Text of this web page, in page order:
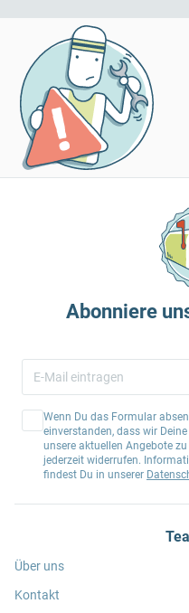
Abonniere
Wenn Du das Formular
einverstanden, dass wir
unsere aktuellen Angebote
jederzeit widerrufen.
findest Du in unserer
Über uns
Kontakt